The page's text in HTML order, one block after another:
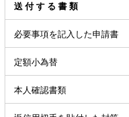
送 付 す る 書 類
必要事項を記入した申請書
定額小為替
本人確認書類